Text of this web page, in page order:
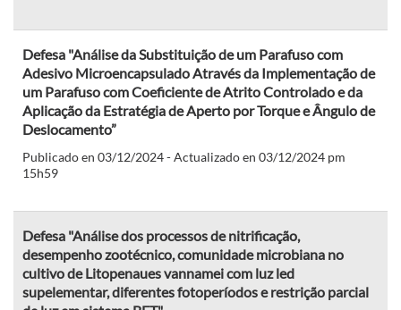
Defesa "Análise da Substituição de um Parafuso com
Adesivo Microencapsulado Através da Implementação de
um Parafuso com Coeficiente de Atrito Controlado e da
Aplicação da Estratégia de Aperto por Torque e Ângulo de
Deslocamento”
Publicado en 03/12/2024 - Actualizado en 03/12/2024 pm
15h59
Defesa "Análise dos processos de nitrificação,
desempenho zootécnico, comunidade microbiana no
cultivo de Litopenaues vannamei com luz led
supelementar, diferentes fotoperíodos e restrição parcial